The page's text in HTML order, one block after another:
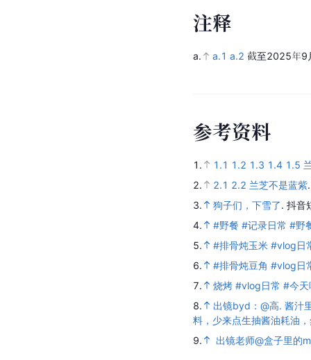
注释
a. a.1 a.2 截至2025年
参考资料
1. 1.1 1.2 1.3 1.4 1.5
2.
2.1 2.2 兰芝不是蓝紫
3.
狗子们，下雪了. 抖音
4.
#野餐 #记录日常 #野
5.
#排骨炖玉米 #vlog日
6.
#排骨炖豆角 #vlog日
7.
烧烤 #vlog日常 #今
8.
出镜byd：@高. 酱汁
料，少来点生抽酱油耗油
9.
出镜老师@盒子里的